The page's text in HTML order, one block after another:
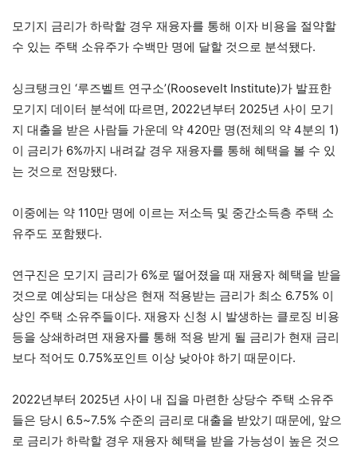
모기지 금리가 하락할 경우 재융자를 통해 이자 비용을 절약할
수 있는 주택 소유주가 수백만 명에 달할 것으로 분석됐다.
싱크탱크인 ‘루즈벨트 연구소’(Roosevelt Institute)가 발표한
모기지 데이터 분석에 따르면, 2022년부터 2025년 사이 모기
지 대출을 받은 사람들 가운데 약 420만 명(전체의 약 4분의 1)
이 금리가 6%까지 내려갈 경우 재융자를 통해 혜택을 볼 수 있
는 것으로 전망됐다.
이중에는 약 110만 명에 이르는 저소득 및 중간소득층 주택 소
유주도 포함됐다.
연구진은 모기지 금리가 6%로 떨어졌을 때 재융자 혜택을 받을
것으로 예상되는 대상은 현재 적용받는 금리가 최소 6.75% 이
상인 주택 소유주들이다. 재융자 신청 시 발생하는 클로징 비용
등을 상쇄하려면 재융자를 통해 적용 받게 될 금리가 현재 금리
보다 적어도 0.75%포인트 이상 낮아야 하기 때문이다.
2022년부터 2025년 사이 내 집을 마련한 상당수 주택 소유주
들은 당시 6.5~7.5% 수준의 금리로 대출을 받았기 때문에, 앞으
로 금리가 하락할 경우 재융자 혜택을 받을 가능성이 높은 것으